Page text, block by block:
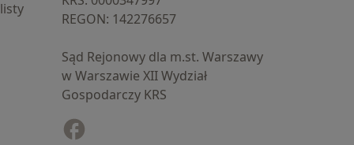
REGON: ⁠142276657
Sąd Rejonowy dla m.st. Warszawy
w Warszawie XII Wydział
Gospodarczy KRS